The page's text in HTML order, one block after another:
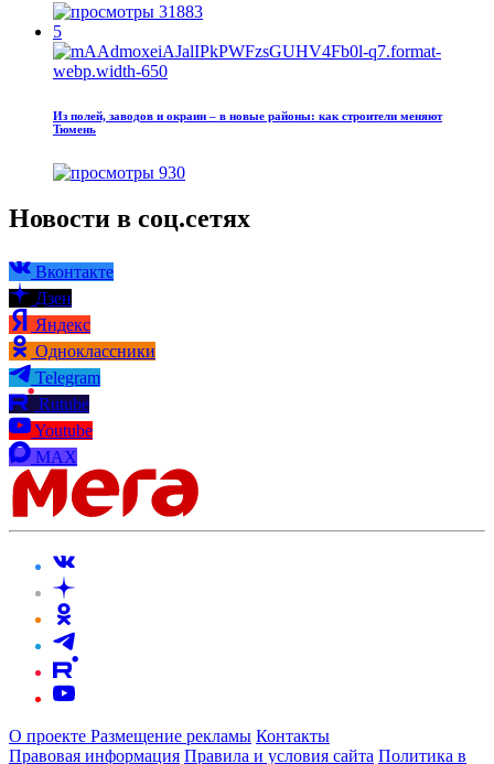
31883
5
Из полей, заводов и окраин – в новые районы: как строители меняют
Тюмень
930
Новости в соц.сетях
Вконтакте
Дзен
Яндекс
Одноклассники
Telegram
Rutube
Youtube
MAX
О проекте Размещение рекламы Контакты
Правовая информация Правила и условия сайта Политика в